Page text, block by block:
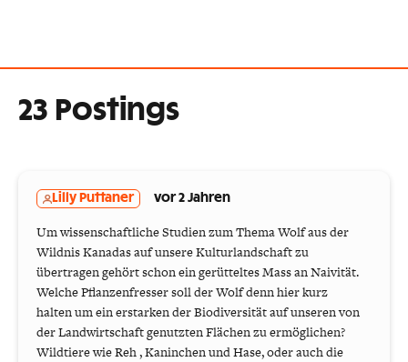
23 Postings
Lilly Puttaner vor 2 Jahren
Um wissenschaftliche Studien zum Thema Wolf aus der
Wildnis Kanadas auf unsere Kulturlandschaft zu
übertragen gehört schon ein gerütteltes Mass an Naivität.
Welche Pflanzenfresser soll der Wolf denn hier kurz
halten um ein erstarken der Biodiversität auf unseren von
der Landwirtschaft genutzten Flächen zu ermöglichen?
Wildtiere wie Reh , Kaninchen und Hase, oder auch die